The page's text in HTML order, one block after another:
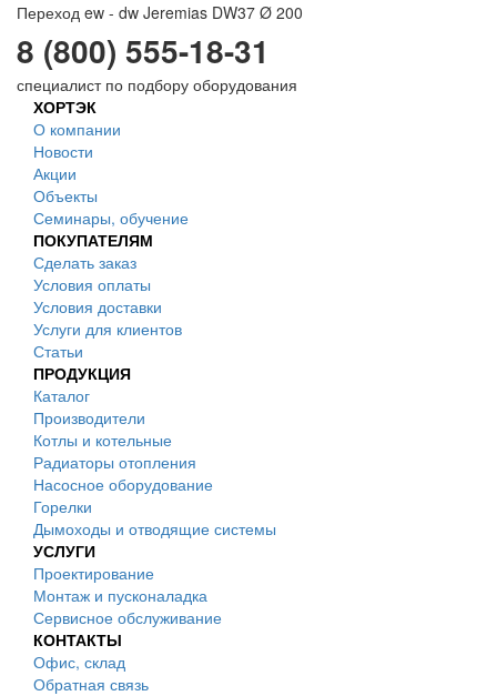
Переход ew - dw Jeremias DW37 Ø 200
8 (800) 555-18-31
специалист по подбору оборудования
ХОРТЭК
О компании
Новости
Акции
Объекты
Семинары, обучение
ПОКУПАТЕЛЯМ
Сделать заказ
Условия оплаты
Условия доставки
Услуги для клиентов
Статьи
ПРОДУКЦИЯ
Каталог
Производители
Котлы и котельные
Радиаторы отопления
Насосное оборудование
Горелки
Дымоходы и отводящие системы
УСЛУГИ
Проектирование
Монтаж и пусконаладка
Сервисное обслуживание
КОНТАКТЫ
Офис, склад
Обратная связь